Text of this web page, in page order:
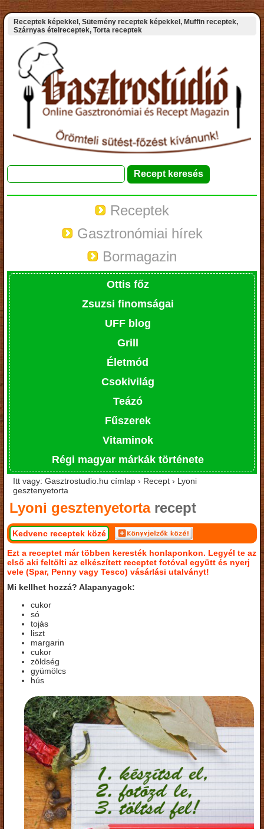
Receptek képekkel, Sütemény receptek képekkel, Muffin receptek,
Szárnyas ételreceptek, Torta receptek
Receptek
Gasztronómiai hírek
Bormagazin
Ottis főz
Zsuzsi finomságai
UFF blog
Grill
Életmód
Csokivilág
Teázó
Fűszerek
Vitaminok
Régi magyar márkák története
Itt vagy: Gasztrostudio.hu címlap › Recept › Lyoni
gesztenyetorta
Lyoni gesztenyetortarecept
Kedvenc receptek közé
Ezt a receptet már többen keresték honlaponkon. Legyél te az
első aki feltölti az elkészített receptet fotóval együtt és nyerj
vele (Spar, Penny vagy Tesco) vásárlási utalványt!
Mi kellhet hozzá? Alapanyagok:
cukor
só
tojás
liszt
margarin
cukor
zöldség
gyümölcs
hús